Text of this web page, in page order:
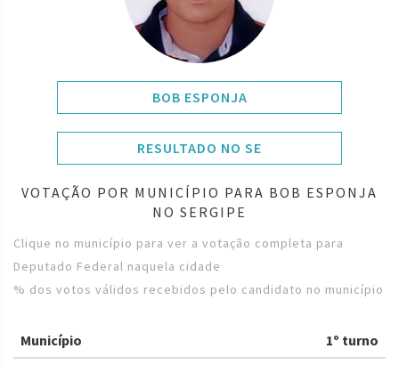
BOB ESPONJA
RESULTADO NO SE
VOTAÇÃO POR MUNICÍPIO PARA BOB ESPONJA
NO SERGIPE
Clique no município para ver a votação completa para
Deputado Federal naquela cidade
% dos votos válidos recebidos pelo candidato no município
Município 1º turno